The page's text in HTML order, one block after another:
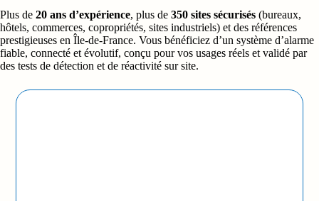
Plus de 20 ans d’expérience, plus de 350 sites sécurisés (bureaux,
hôtels, commerces, copropriétés, sites industriels) et des références
prestigieuses en Île-de-France. Vous bénéficiez d’un système d’alarme
fiable, connecté et évolutif, conçu pour vos usages réels et validé par
des tests de détection et de réactivité sur site.